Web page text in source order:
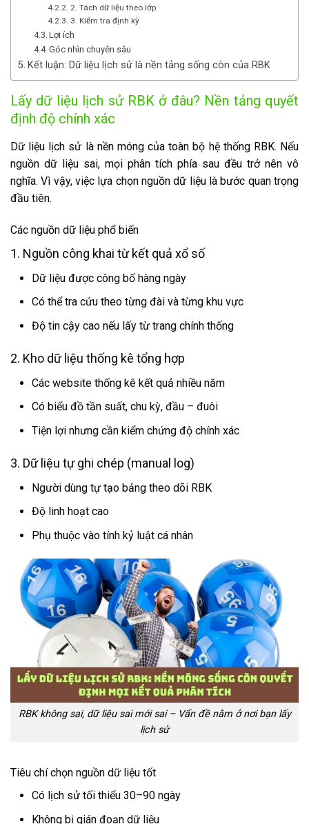
2. Tách dữ liệu theo lớp
3. Kiểm tra định kỳ
Lợi ích
Góc nhìn chuyên sâu
Kết luận: Dữ liệu lịch sử là nền tảng sống còn của RBK
Lấy dữ liệu lịch sử RBK ở đâu? Nền tảng quyết
định độ chính xác
Dữ liệu lịch sử là nền móng của toàn bộ hệ thống RBK. Nếu
nguồn dữ liệu sai, mọi phân tích phía sau đều trở nên vô
nghĩa. Vì vậy, việc lựa chọn nguồn dữ liệu là bước quan trọng
đầu tiên.
Các nguồn dữ liệu phổ biến
1. Nguồn công khai từ kết quả xổ số
Dữ liệu được công bố hàng ngày
Có thể tra cứu theo từng đài và từng khu vực
Độ tin cậy cao nếu lấy từ trang chính thống
2. Kho dữ liệu thống kê tổng hợp
Các website thống kê kết quả nhiều năm
Có biểu đồ tần suất, chu kỳ, đầu – đuôi
Tiện lợi nhưng cần kiểm chứng độ chính xác
3. Dữ liệu tự ghi chép (manual log)
Người dùng tự tạo bảng theo dõi RBK
Độ linh hoạt cao
Phụ thuộc vào tính kỷ luật cá nhân
RBK không sai, dữ liệu sai mới sai – Vấn đề nằm ở nơi bạn lấy
lịch sử
Tiêu chí chọn nguồn dữ liệu tốt
Có lịch sử tối thiểu 30–90 ngày
Không bị gián đoạn dữ liệu